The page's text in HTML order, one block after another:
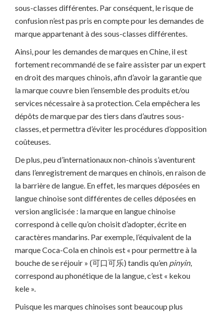
sous-classes différentes. Par conséquent, le risque de
confusion n’est pas pris en compte pour les demandes de
marque appartenant à des sous-classes différentes.
Ainsi, pour les demandes de marques en Chine, il est
fortement recommandé de se faire assister par un expert
en droit des marques chinois, afin d’avoir la garantie que
la marque couvre bien l’ensemble des produits et/ou
services nécessaire à sa protection. Cela empêchera les
dépôts de marque par des tiers dans d’autres sous-
classes, et permettra d’éviter les procédures d’opposition
coûteuses.
De plus, peu d’internationaux non-chinois s’aventurent
dans l’enregistrement de marques en chinois, en raison de
la barrière de langue. En effet, les marques déposées en
langue chinoise sont différentes de celles déposées en
version anglicisée : la marque en langue chinoise
correspond à celle qu’on choisit d’adopter, écrite en
caractères mandarins. Par exemple, l’équivalent de la
marque Coca-Cola en chinois est « pour permettre à la
bouche de se réjouir » (可口可乐) tandis qu’en pinyin,
correspond au phonétique de la langue, c’est « kekou
kele ».
Puisque les marques chinoises sont beaucoup plus